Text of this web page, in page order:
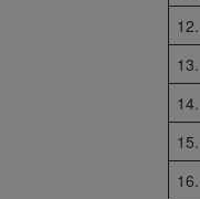
12.
13.
14.
15.
16.